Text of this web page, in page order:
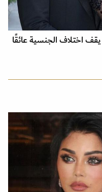
اختلاف الجنسية عائقًا